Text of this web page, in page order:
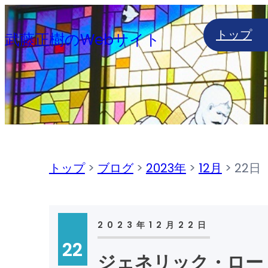
内
容
を
ス
キ
ッ
武藤正樹のWebサイト トップ
トップ> ブログ> 2023年> 12月 > 22日
22
2023年12月22日
ジェネリック・ロ